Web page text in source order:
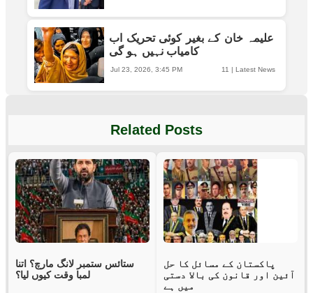
علیمہ خان کے بغیر کوئی تحریک اب
کامیاب نہیں ہو گی
11 | Latest News
Jul 23, 2026, 3:45 PM
Related Posts
ستائس ستمبر لانگ مارچ؟ اتنا
لمبا وقت کیوں لیا؟
پاکستان کے مسائل کا حل
آئین اور قانون کی بالا دستی
میں ہے